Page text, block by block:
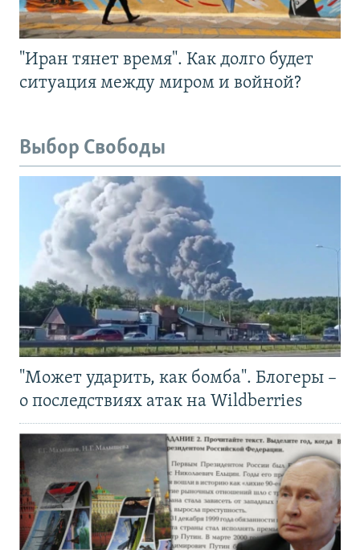
"Иран тянет время". Как долго будет
ситуация между миром и войной?
Выбор Свободы
"Может ударить, как бомба". Блогеры –
о последствиях атак на Wildberries